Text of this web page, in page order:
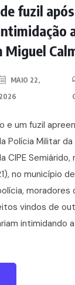
fuzil após
Miguel
MAIO 22,
2026
e um fuzil
Polícia Militar da
CIPE Semiárido,
no município
moradores
vindos de
intimidando